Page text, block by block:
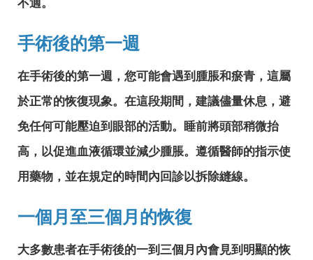
不適。
手術後的第一週
在手術後的第一週，您可能會遇到腫脹和瘀青，這屬
於正常的恢復現象。在這段期間，建議儘量休息，避
免任何可能壓迫到眼部的活動。睡前將頭部稍微抬
高，以促進血液循環並減少腫脹。遵循醫師的指示使
用藥物，並在規定的時間內回診以拆除縫線。
一個月至三個月的恢復
大多數患者在手術後的一到三個月內會見到明顯的恢